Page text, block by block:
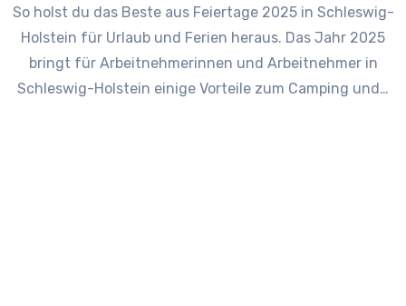
So holst du das Beste aus Feiertage 2025 in Schleswig-
Holstein für Urlaub und Ferien heraus. Das Jahr 2025
bringt für Arbeitnehmerinnen und Arbeitnehmer in
Schleswig-Holstein einige Vorteile zum Camping und…